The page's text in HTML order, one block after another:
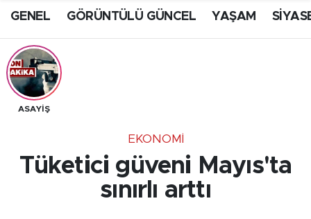
GENEL GÖRÜNTÜLÜ GÜNCEL YAŞAM
ASAYİŞ
EKONOMİ
Tüketici güveni Mayıs'ta
sınırlı arttı
Tüm Manşetler
Son Dakika Haberleri